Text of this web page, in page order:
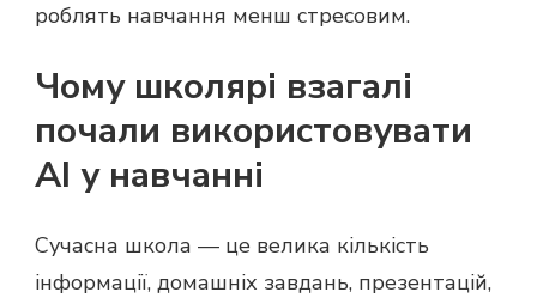
роблять навчання менш стресовим.
Чому школярі взагалі
почали використовувати
AI у навчанні
Сучасна школа — це велика кількість
інформації, домашніх завдань, презентацій,